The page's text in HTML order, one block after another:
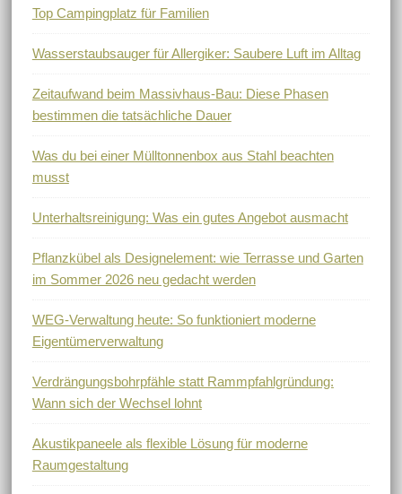
Top Campingplatz für Familien
Wasserstaubsauger für Allergiker: Saubere Luft im Alltag
Zeitaufwand beim Massivhaus-Bau: Diese Phasen
bestimmen die tatsächliche Dauer
Was du bei einer Mülltonnenbox aus Stahl beachten
musst
Unterhaltsreinigung: Was ein gutes Angebot ausmacht
Pflanzkübel als Designelement: wie Terrasse und Garten
im Sommer 2026 neu gedacht werden
WEG-Verwaltung heute: So funktioniert moderne
Eigentümerverwaltung
Verdrängungsbohrpfähle statt Rammpfahlgründung:
Wann sich der Wechsel lohnt
Akustikpaneele als flexible Lösung für moderne
Raumgestaltung